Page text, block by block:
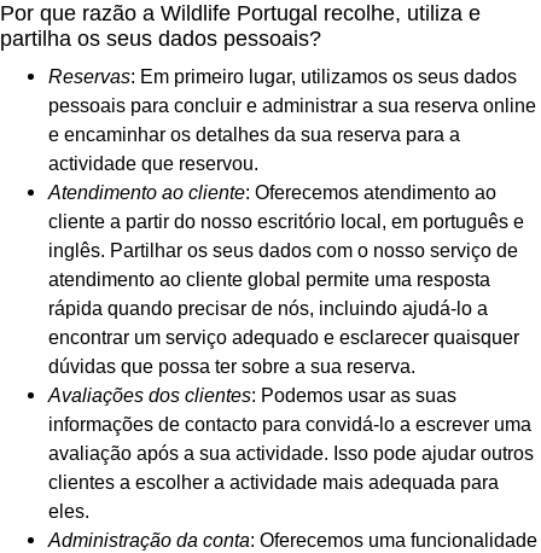
Por que razão a Wildlife Portugal recolhe, utiliza e
partilha os seus dados pessoais?
Reservas: Em primeiro lugar, utilizamos os seus dados
pessoais para concluir e administrar a sua reserva online
e encaminhar os detalhes da sua reserva para a
actividade que reservou.
Atendimento ao cliente: Oferecemos atendimento ao
cliente a partir do nosso escritório local, em português e
inglês. Partilhar os seus dados com o nosso serviço de
atendimento ao cliente global permite uma resposta
rápida quando precisar de nós, incluindo ajudá-lo a
encontrar um serviço adequado e esclarecer quaisquer
dúvidas que possa ter sobre a sua reserva.
Avaliações dos clientes: Podemos usar as suas
informações de contacto para convidá-lo a escrever uma
avaliação após a sua actividade. Isso pode ajudar outros
clientes a escolher a actividade mais adequada para
eles.
Administração da conta: Oferecemos uma funcionalidade